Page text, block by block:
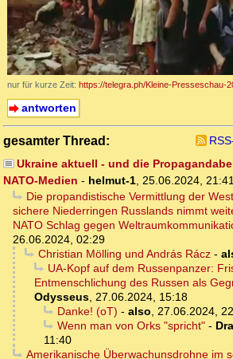
nur für kurze Zeit: https://telegra.ph/Kleine-Presseschau-
antworten
gesamter Thread:
Ukraine aktuell - und die
NATO-Medien - helmut-1, 25.06.2024,
Die propandistische Vermittlung der
sichere Niederringen Russlands nimmt
NATO Schlag gegen
26.06.2024, 02:29
Christian Mölling und András Rácz-
UA-Kopf auf dem Russenpanzer:
Entmenschlichung des Russen als
Odysseus, 27.06.2024, 15:18
Danke! (oT) - also, 27.06.2024,
Wenn man von Orks "spricht"-
11:40
Amerikanische Überwachunsdrohne im